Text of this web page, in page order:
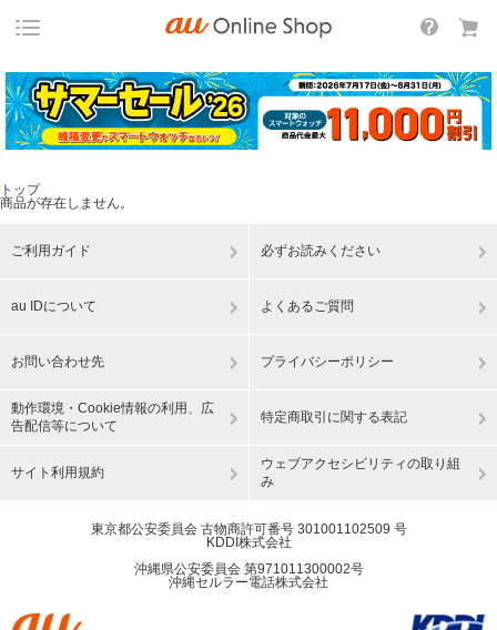
トップ
商品が存在しません。
ご利用ガイド 必ずお読みください
au IDについて よくあるご質問
お問い合わせ先 プライバシーポリシー
動作環境・Cookie情報の利用、広
告配信等について
特定商取引に関する表記
サイト利用規約
ウェブアクセシビリティの取り組
み
東京都公安委員会 古物商許可番号 301001102509 号
KDDI株式会社
沖縄県公安委員会 第971011300002号
沖縄セルラー電話株式会社